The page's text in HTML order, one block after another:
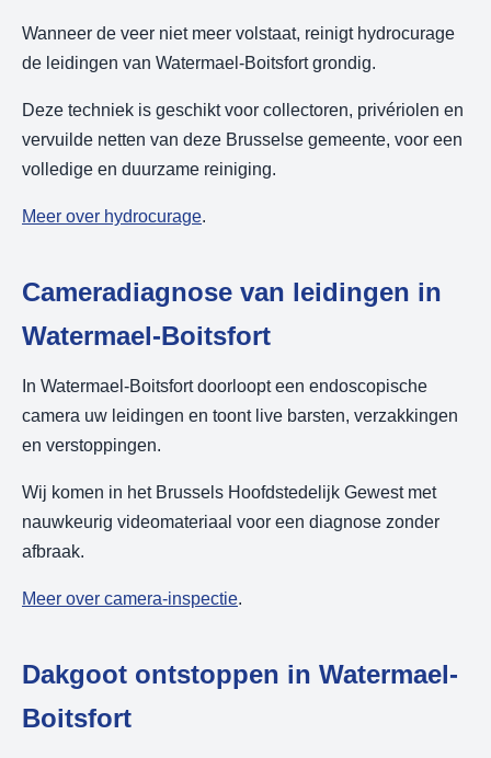
Wanneer de veer niet meer volstaat, reinigt hydrocurage
de leidingen van Watermael-Boitsfort grondig.
Deze techniek is geschikt voor collectoren, privériolen en
vervuilde netten van deze Brusselse gemeente, voor een
volledige en duurzame reiniging.
Meer over hydrocurage.
Cameradiagnose van leidingen in
Watermael-Boitsfort
In Watermael-Boitsfort doorloopt een endoscopische
camera uw leidingen en toont live barsten, verzakkingen
en verstoppingen.
Wij komen in het Brussels Hoofdstedelijk Gewest met
nauwkeurig videomateriaal voor een diagnose zonder
afbraak.
Meer over camera-inspectie.
Dakgoot ontstoppen in Watermael-
Boitsfort